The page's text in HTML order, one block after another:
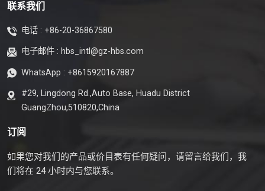
联系我们
电话 : +86-20-36867580
电子邮件 : hbs_intl@gz-hbs.com
WhatsApp : +8615920167887
#29, Lingdong Rd.,Auto Base, Huadu District
GuangZhou,510820,China
订阅
如果您对我们的产品或价目表有任何疑问，请留言给我们，我
们将在 24 小时内与您联系。